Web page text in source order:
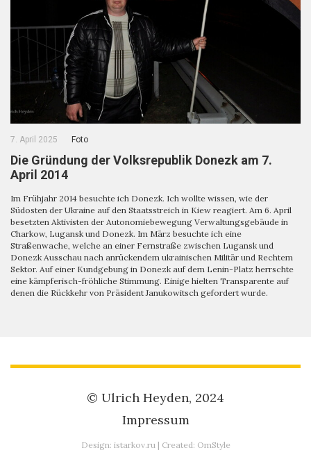
7. April 2025 Foto
Die Gründung der Volksrepublik Donezk am 7.
April 2014
Im Frühjahr 2014 besuchte ich Donezk. Ich wollte wissen, wie der
Südosten der Ukraine auf den Staatsstreich in Kiew reagiert. Am 6. April
besetzten Aktivisten der Autonomiebewegung Verwaltungsgebäude in
Charkow, Lugansk und Donezk. Im März besuchte ich eine
Straßenwache, welche an einer Fernstraße zwischen Lugansk und
Donezk Ausschau nach anrückendem ukrainischen Militär und Rechtem
Sektor. Auf einer Kundgebung in Donezk auf dem Lenin-Platz herrschte
eine kämpferisch-fröhliche Stimmung. Einige hielten Transparente auf
denen die Rückkehr von Präsident Janukowitsch gefordert wurde.
© Ulrich Heyden, 2024
Impressum
Design: istarkov.ru| Created: OmStyle